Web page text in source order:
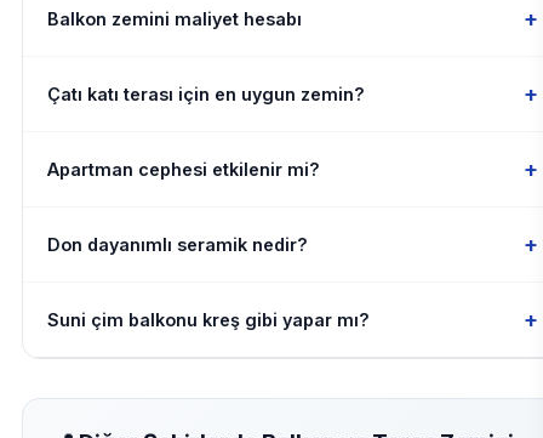
Balkon zemini maliyet hesabı +
Çatı katı terası için en uygun zemin? +
Apartman cephesi etkilenir mi? +
Don dayanımlı seramik nedir? +
Suni çim balkonu kreş gibi yapar mı? +